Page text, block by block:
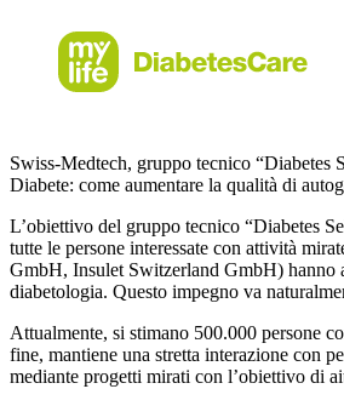
Swiss-Medtech, gruppo tecnico “Diabetes
Diabete: come aumentare la qualità di
L’obiettivo del gruppo tecnico “Diabetes
tutte le persone interessate con attività
GmbH, Insulet Switzerland GmbH) hanno
diabetologia. Questo impegno va
Attualmente, si stimano 500.000 persone
fine, mantiene una stretta interazione con
mediante progetti mirati con l’obiettivo di